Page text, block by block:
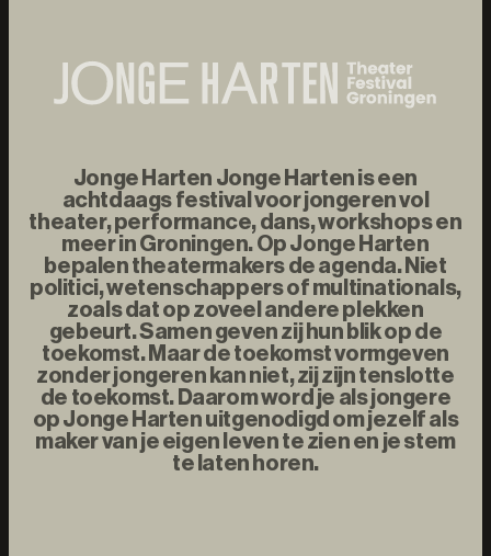
Jonge Harten Jonge Harten is een
achtdaags festival voor jongeren vol
theater, performance, dans, workshops en
meer in Groningen. Op Jonge Harten
bepalen theatermakers de agenda. Niet
politici, wetenschappers of multinationals,
zoals dat op zoveel andere plekken
gebeurt. Samen geven zij hun blik op de
toekomst. Maar de toekomst vormgeven
zonder jongeren kan niet, zij zijn tenslotte
de toekomst. Daarom word je als jongere
op Jonge Harten uitgenodigd om jezelf als
maker van je eigen leven te zien en je stem
te laten horen.